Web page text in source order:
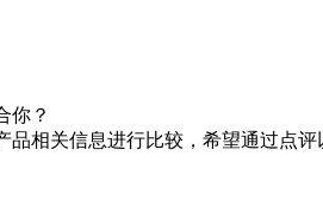
你？
品相关信息进行比较，希望通过点